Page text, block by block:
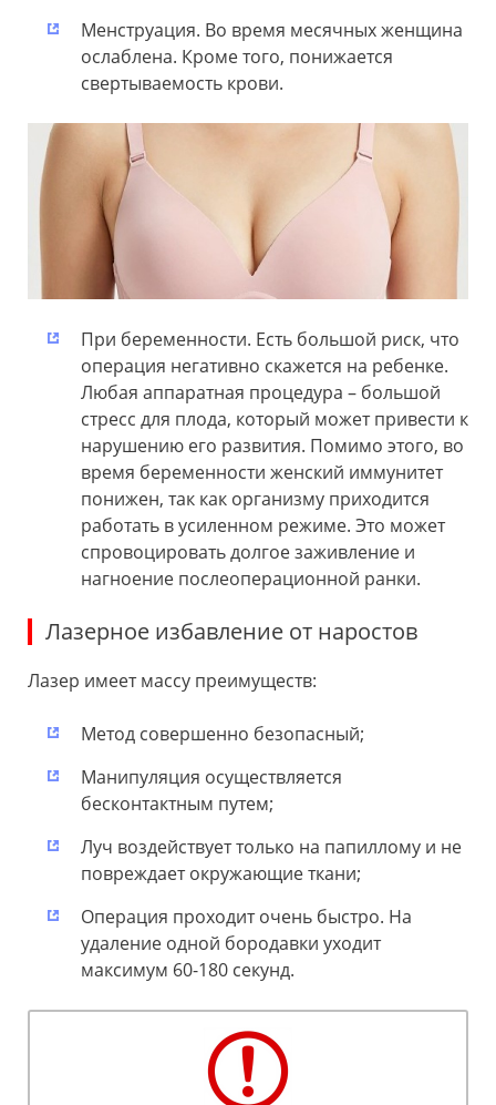
Менструация. Во время месячных женщина
ослаблена. Кроме того, понижается
свертываемость крови.
При беременности. Есть большой риск, что
операция негативно скажется на ребенке.
Любая аппаратная процедура – большой
стресс для плода, который может привести к
нарушению его развития. Помимо этого, во
время беременности женский иммунитет
понижен, так как организму приходится
работать в усиленном режиме. Это может
спровоцировать долгое заживление и
нагноение послеоперационной ранки.
Лазерное избавление от наростов
Лазер имеет массу преимуществ:
Метод совершенно безопасный;
Манипуляция осуществляется
бесконтактным путем;
Луч воздействует только на папиллому и не
повреждает окружающие ткани;
Операция проходит очень быстро. На
удаление одной бородавки уходит
максимум 60-180 секунд.